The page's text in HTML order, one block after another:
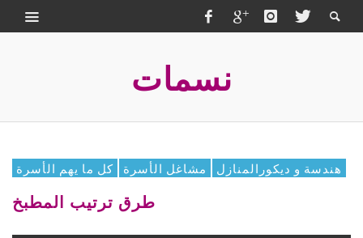
نسمات
كل ما يهم الأسرة مشاغل الأسرة هندسة و ديكورالمنازل
طرق ترتيب المطبخ